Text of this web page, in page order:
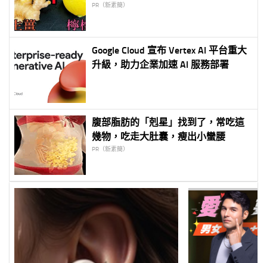
PR（新素簡）
Google Cloud 宣布 Vertex AI 平台重大
升級，助力企業加速 AI 服務部署
腹部脂肪的「剋星」找到了，常吃這
幾物，吃走大肚囊，瘦出小蠻腰
PR（新素簡）